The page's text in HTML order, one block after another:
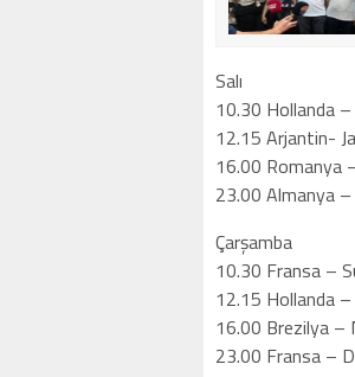
Salı
10.30 Hollanda
12.15 Arjantin-
16.00 Romanya
23.00 Almanya
Çarşamba
10.30 Fransa –
12.15 Hollanda
16.00 Brezilya –
23.00 Fransa –